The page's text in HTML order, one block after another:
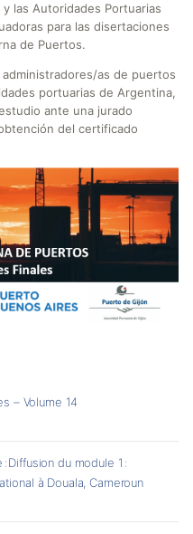
las Autoridades Portuarias
para las disertaciones
de Puertos.
as de puertos
portuarias de Argentina,
ante una jurado
del certificado
– Volume 14
Diffusion du module 1 :
à Douala, Cameroun